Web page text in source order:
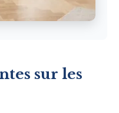
sur les